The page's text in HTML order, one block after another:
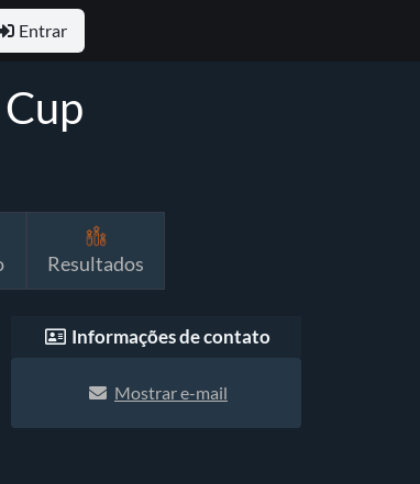
Entrar
Resultados
Informações de contato
Mostrar e-mail